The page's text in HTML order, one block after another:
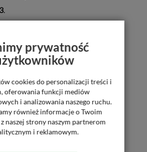
.
z
Cwyposażona jest w soczewki z
prywatność
cookies do personalizacji treści i
oferowania funkcji mediów
i analizowania naszego ruchu.
również informacje o Twoim
naszej strony naszym partnerom
i reklamowym.